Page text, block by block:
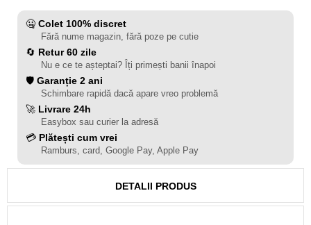
🤐 Colet 100% discret
Fără nume magazin, fără poze pe cutie
🔄 Retur 60 zile
Nu e ce te așteptai? Îți primești banii înapoi
🛡️ Garanție 2 ani
Schimbare rapidă dacă apare vreo problemă
🚀 Livrare 24h
Easybox sau curier la adresă
💳 Plătești cum vrei
Ramburs, card, Google Pay, Apple Pay
DETALII PRODUS